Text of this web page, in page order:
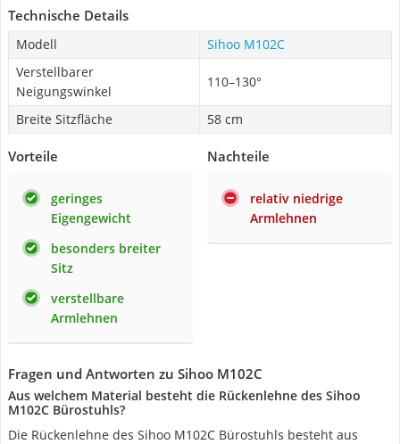
Technische Details
Modell
Sihoo M102C
Verstellbarer
Neigungswinkel
110–130°
Breite Sitzfläche 58 cm
Vorteile
geringes
Eigengewicht
besonders breiter
Sitz
verstellbare
Armlehnen
Nachteile
relativ niedrige
Armlehnen
Fragen und Antworten zu Sihoo M102C
Aus welchem Material besteht die Rückenlehne des Sihoo
M102C Bürostuhls?
Die Rückenlehne des Sihoo M102C Bürostuhls besteht aus